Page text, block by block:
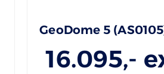
GeoDome 5
16.095,-